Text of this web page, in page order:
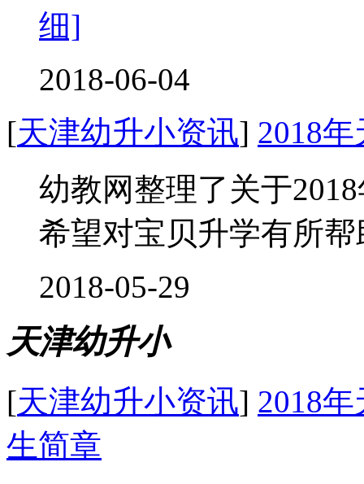
细]
2018-06-04
[天津幼升小资讯] 2018
幼教网整理了关于
希望对宝贝升学有所
2018-05-29
天津幼升小
[天津幼升小资讯] 2018
生简章